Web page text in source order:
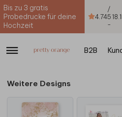
Bis zu 3 gratis
Probedrucke für deine
Hochzeit
4.74
/
5
-
B2B
Weitere Designs